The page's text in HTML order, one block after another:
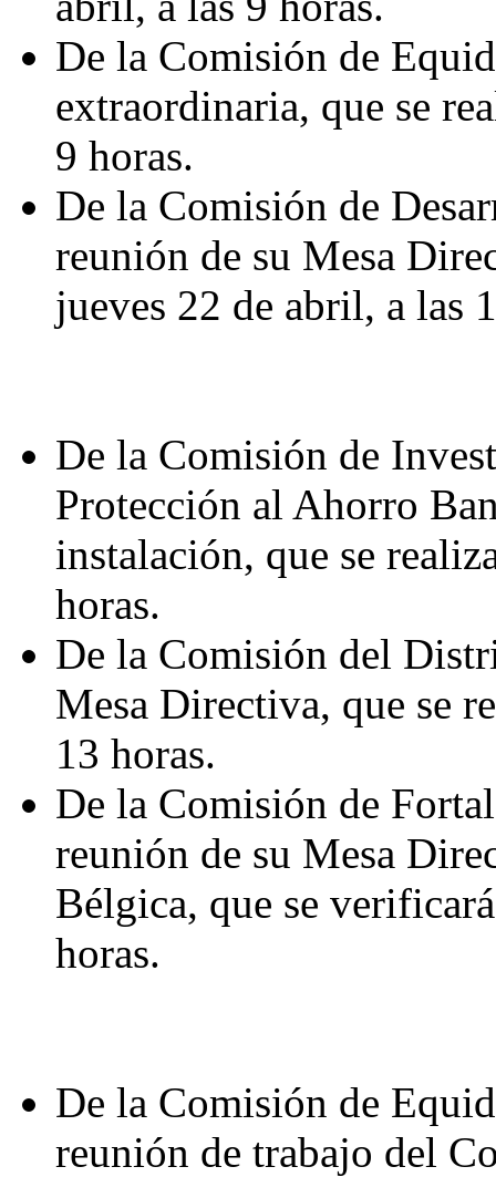
De la Comisión de
extraordinaria, que se
9 horas.
De la Comisión de
reunión de su Mesa
jueves 22 de abril, a las
De la Comisión de
Protección al Ahorro
instalación, que se
horas.
De la Comisión del
Mesa Directiva, que se
13 horas.
De la Comisión de
reunión de su Mesa
Bélgica, que se
horas.
De la Comisión de
reunión de trabajo del